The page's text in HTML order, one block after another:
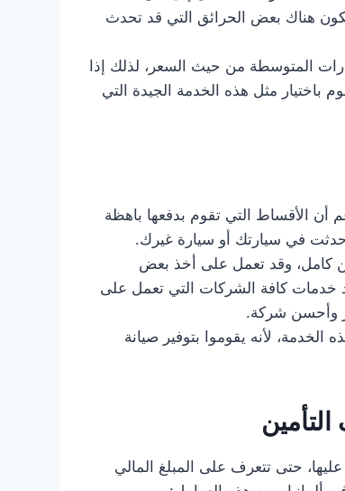
هناك بعض الحرائق التي قد تحدث
المتوسطة من حيث السعر، لذلك إذا
مثل هذه الخدمة الجيدة التي
أن الأقساط التي تقوم بدفعها باهظة
حدثت في سيارتك أو سيارة غيرك.
كامل، وقد تعمل على أخذ بعض
خدمات كافة الشركات التي تعمل على
وأحسن شركة.
لأنه يقوموا بتوفير صيانة
حتى تتعرف على المبلغ المالي